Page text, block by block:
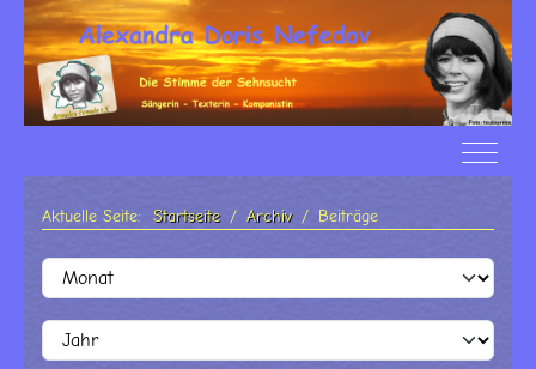
Off-
Aktuelle Seite: Startseite Archiv Beiträge